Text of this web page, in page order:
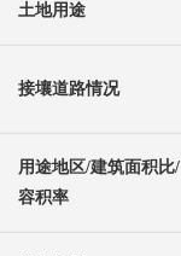
土地用途
接壤道路情况
用途地区/建筑面积比/
容积率